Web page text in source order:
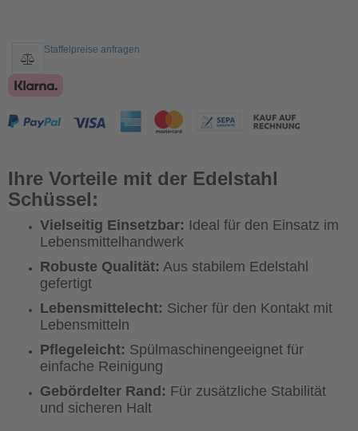
Staffelpreise anfragen
Ihre Vorteile mit der Edelstahl
Schüssel:
Vielseitig Einsetzbar: Ideal für den Einsatz im
Lebensmittelhandwerk
Robuste Qualität: Aus stabilem Edelstahl
gefertigt
Lebensmittelecht: Sicher für den Kontakt mit
Lebensmitteln
Pflegeleicht: Spülmaschinengeeignet für
einfache Reinigung
Gebördelter Rand: Für zusätzliche Stabilität
und sicheren Halt